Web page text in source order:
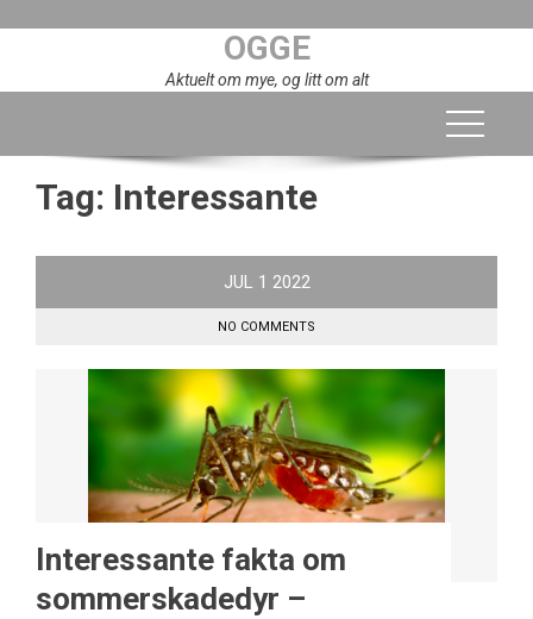
OGGE
Aktuelt om mye, og litt om alt
Tag: Interessante
JUL 1 2022
NO COMMENTS
Interessante fakta om
sommerskadedyr –